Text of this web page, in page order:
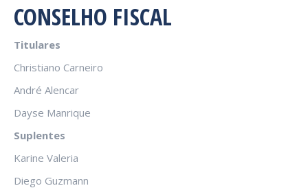
CONSELHO FISCAL
Titulares
Christiano Carneiro
André Alencar
Dayse Manrique
Suplentes
Karine Valeria
Diego Guzmann